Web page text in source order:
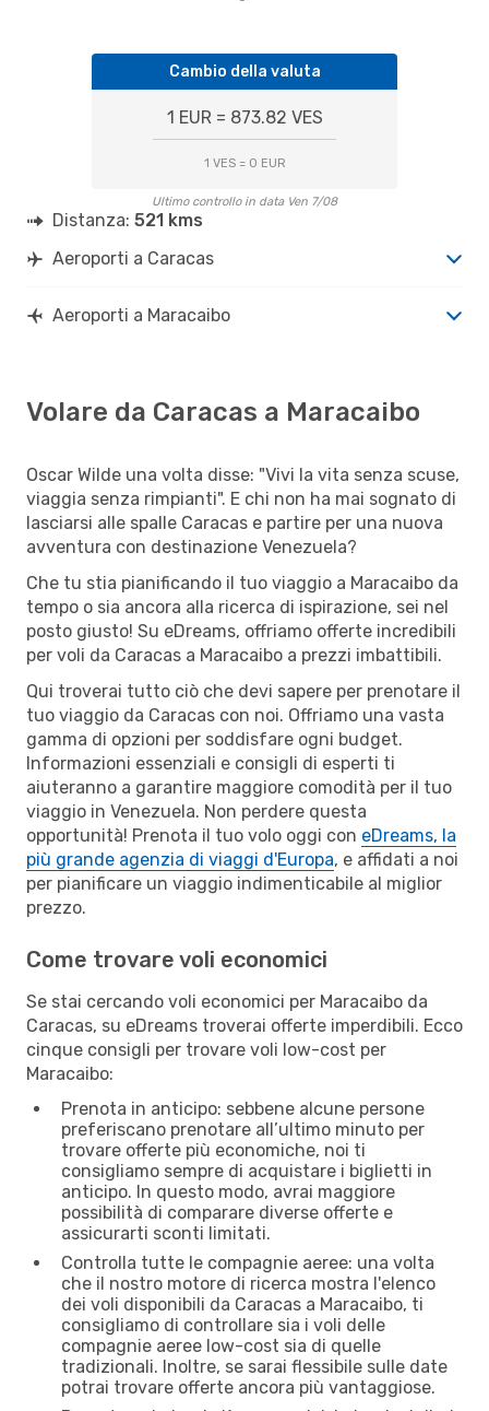
Cambio della valuta
1 EUR = 873.82 VES
1 VES = 0 EUR
Ultimo controllo in data Ven 7/08
Distanza: 521 kms
Aeroporti a Caracas
Aeroporti a Maracaibo
Volare da Caracas a Maracaibo
Oscar Wilde una volta disse: "Vivi la vita senza scuse,
viaggia senza rimpianti". E chi non ha mai sognato di
lasciarsi alle spalle Caracas e partire per una nuova
avventura con destinazione Venezuela?
Che tu stia pianificando il tuo viaggio a Maracaibo da
tempo o sia ancora alla ricerca di ispirazione, sei nel
posto giusto! Su eDreams, offriamo offerte incredibili
per voli da Caracas a Maracaibo a prezzi imbattibili.
Qui troverai tutto ciò che devi sapere per prenotare il
tuo viaggio da Caracas con noi. Offriamo una vasta
gamma di opzioni per soddisfare ogni budget.
Informazioni essenziali e consigli di esperti ti
aiuteranno a garantire maggiore comodità per il tuo
viaggio in Venezuela. Non perdere questa
opportunità! Prenota il tuo volo oggi con eDreams, la
più grande agenzia di viaggi d'Europa, e affidati a noi
per pianificare un viaggio indimenticabile al miglior
prezzo.
Come trovare voli economici
Se stai cercando voli economici per Maracaibo da
Caracas, su eDreams troverai offerte imperdibili. Ecco
cinque consigli per trovare voli low-cost per
Maracaibo:
Prenota in anticipo: sebbene alcune persone
preferiscano prenotare all’ultimo minuto per
trovare offerte più economiche, noi ti
consigliamo sempre di acquistare i biglietti in
anticipo. In questo modo, avrai maggiore
possibilità di comparare diverse offerte e
assicurarti sconti limitati.
Controlla tutte le compagnie aeree: una volta
che il nostro motore di ricerca mostra l'elenco
dei voli disponibili da Caracas a Maracaibo, ti
consigliamo di controllare sia i voli delle
compagnie aeree low-cost sia di quelle
tradizionali. Inoltre, se sarai flessibile sulle date
potrai trovare offerte ancora più vantaggiose.